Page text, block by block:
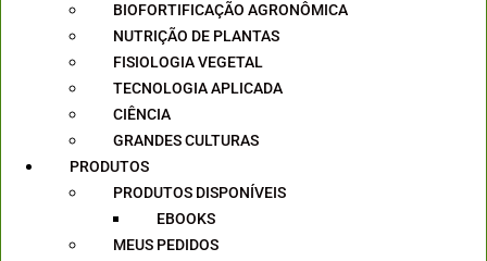
BIOFORTIFICAÇÃO AGRONÔMICA
NUTRIÇÃO DE PLANTAS
FISIOLOGIA VEGETAL
TECNOLOGIA APLICADA
CIÊNCIA
GRANDES CULTURAS
PRODUTOS
PRODUTOS DISPONÍVEIS
EBOOKS
MEUS PEDIDOS